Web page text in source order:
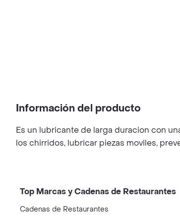
Información del producto
Es un lubricante de larga duracion con
los chirridos, lubricar piezas moviles,
Top Marcas y Cadenas de Restaurantes
Cadenas de Restaurantes